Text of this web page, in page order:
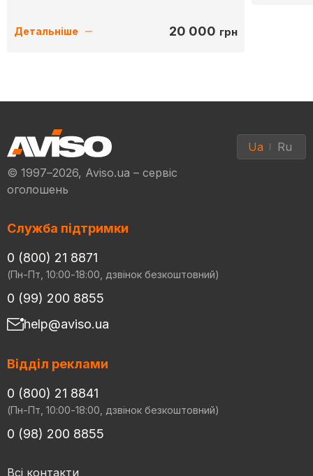
Детальніше 20 000 грн
© 1997–2026, Aviso.ua – сервіс
оголошень
Ua Ru
Служба підтримки
0 (800) 21 8871
(Пн-Пт, 10:00-18:00, дзвінок безкоштовний)
0 (99) 200 8855
help@aviso.ua
Відділ реклами
0 (800) 21 8841
(Пн-Пт, 10:00-18:00, дзвінок безкоштовний)
0 (98) 200 8855
Всі контакти